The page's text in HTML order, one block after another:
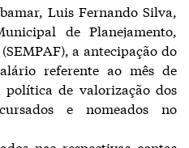
Luis Fernando Silva,
de Planejamento,
a antecipação do
referente ao mês de
de valorização dos
e nomeados no